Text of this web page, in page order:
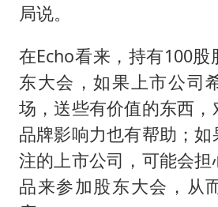
局说。
在Echo看来，持有100
东大会，如果上市公司
场，送些有价值的东西，
品牌影响力也有帮助；
注的上市公司，可能会
品来参加股东大会，从